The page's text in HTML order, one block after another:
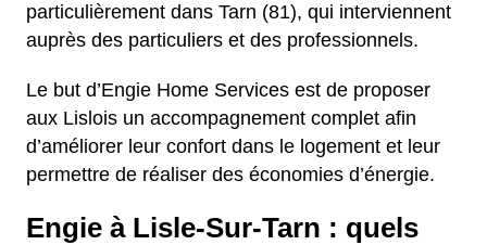
particulièrement dans Tarn (81), qui interviennent
auprès des particuliers et des professionnels.
Le but d’Engie Home Services est de proposer
aux Lislois un accompagnement complet afin
d’améliorer leur confort dans le logement et leur
permettre de réaliser des économies d’énergie.
Engie à Lisle-Sur-Tarn : quels